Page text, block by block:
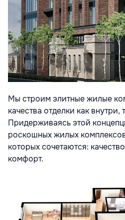
Мы строим элитные жилые
качества отделки как
Придерживаясь этой
роскошных жилых
которых сочетаются:
комфорт.